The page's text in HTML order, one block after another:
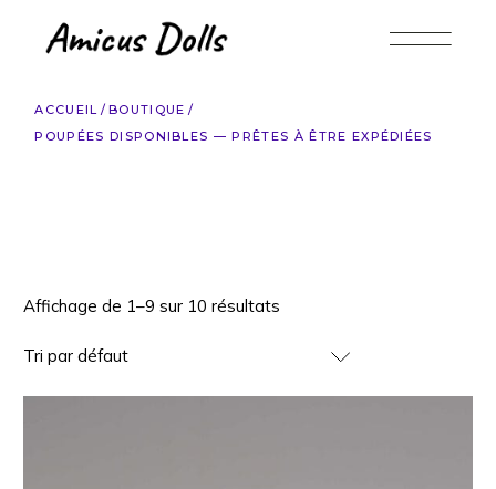
contenu
ACCUEIL
BOUTIQUE
POUPÉES DISPONIBLES — PRÊTES À ÊTRE EXPÉDIÉES
Affichage de 1–9 sur 10 résultats
Tri par défaut